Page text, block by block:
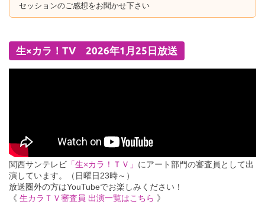
セッションのご感想をお聞かせ下さい
生×カラ！TV 2026年1月25日放送
関西サンテレビ 「生×カラ！ＴＶ」 にアート部門の審査員として出
演しています。（日曜日23時～）
放送圏外の方はYouTubeでお楽しみください！
《 生カラＴＶ審査員 出演一覧はこちら 》